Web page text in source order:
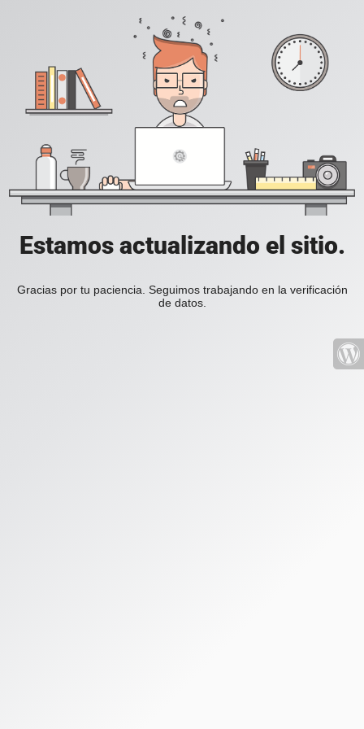
Estamos actualizando el sitio.
Gracias por tu paciencia. Seguimos trabajando en la verificación
de datos.